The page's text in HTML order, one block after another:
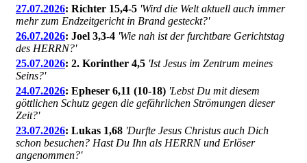
27.07.2026: Richter 15,4-5 'Wird die Welt aktuell auch immer
mehr zum Endzeitgericht in Brand gesteckt?'
26.07.2026: Joel 3,3-4 'Wie nah ist der furchtbare Gerichtstag
des HERRN?'
25.07.2026: 2. Korinther 4,5 'Ist Jesus im Zentrum meines
Seins?'
24.07.2026: Epheser 6,11 (10-18) 'Lebst Du mit diesem
göttlichen Schutz gegen die gefährlichen Strömungen dieser
Zeit?'
23.07.2026: Lukas 1,68 'Durfte Jesus Christus auch Dich
schon besuchen? Hast Du Ihn als HERRN und Erlöser
angenommen?'